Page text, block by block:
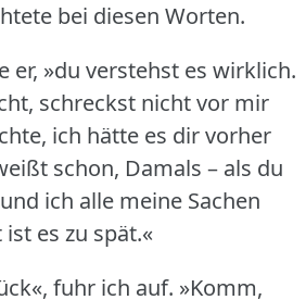
bei diesen Worten.
er, »du verstehst es wirklich.
schreckst nicht vor mir
ich hätte es dir vorher
schon, Damals – als du
ich alle meine Sachen
es zu spät.«
fuhr ich auf. »Komm,